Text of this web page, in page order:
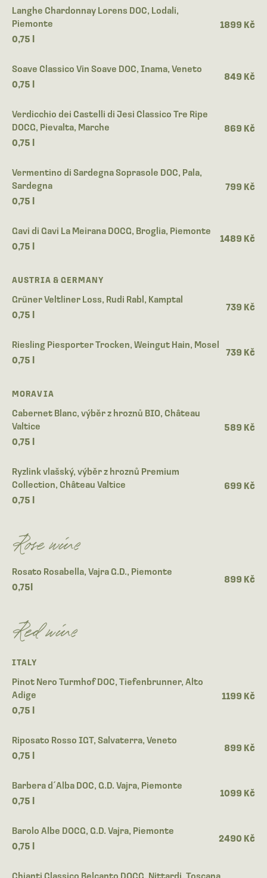
Langhe Chardonnay Lorens DOC, Lodali,
Piemonte
0,75 l
1899 Kč
Soave Classico Vin Soave DOC, Inama, Veneto
0,75 l
849 Kč
Verdicchio dei Castelli di Jesi Classico Tre Ripe
DOCG, Pievalta, Marche
0,75 l
869 Kč
Vermentino di Sardegna Soprasole DOC, Pala,
Sardegna
0,75 l
799 Kč
Gavi di Gavi La Meirana DOCG, Broglia, Piemonte
0,75 l
1489 Kč
AUSTRIA & GERMANY
Grüner Veltliner Loss, Rudi Rabl, Kamptal
0,75 l
739 Kč
Riesling Piesporter Trocken, Weingut Hain, Mosel
0,75 l
739 Kč
MORAVIA
Cabernet Blanc, výběr z hroznů BIO, Château
Valtice
0,75 l
589 Kč
Ryzlink vlašský, výběr z hroznů Premium
Collection, Château Valtice
0,75 l
699 Kč
Rose wine
Rosato Rosabella, Vajra G.D., Piemonte
0,75l
899 Kč
Red wine
ITALY
Pinot Nero Turmhof DOC, Tiefenbrunner, Alto
Adige
0,75 l
1199 Kč
Riposato Rosso IGT, Salvaterra, Veneto
0,75 l
899 Kč
Barbera d´Alba DOC, G.D. Vajra, Piemonte
0,75 l
1099 Kč
Barolo Albe DOCG, G.D. Vajra, Piemonte
0,75 l
2490 Kč
Chianti Classico Belcanto DOCG, Nittardi, Toscana